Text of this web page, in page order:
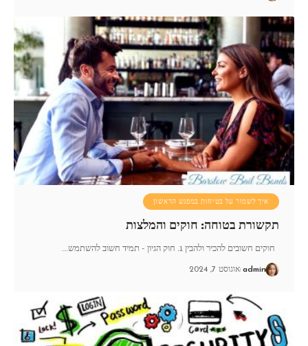
איך לשמור על בטיחות במפגש הראשון
תקשורת בטוחה: חוקים והמלצות
חוקים חשובים להכיר ולהבין 1. חוק הגיון - תמיד חשוב להשתמש …
admin אוגוסט 7, 2024